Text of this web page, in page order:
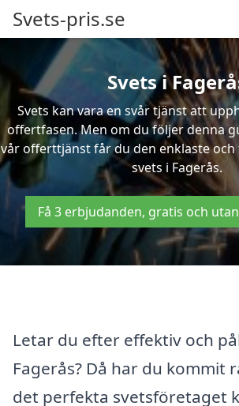
Svets-pris.se
Svets i
Svets kan vara en svår tjänst att
offertfasen. Men om du följer denna
vår offerttjänst får du den enklaste
svets i Fagerås.
Få 3 erbjudanden, gratis och
Letar du efter effektiv och
Fagerås? Då har du kommit
det perfekta svetsföretaget